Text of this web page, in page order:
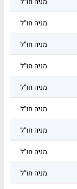
מניה חו"ל
מניה חו"ל
מניה חו"ל
מניה חו"ל
מניה חו"ל
מניה חו"ל
מניה חו"ל
מניה חו"ל